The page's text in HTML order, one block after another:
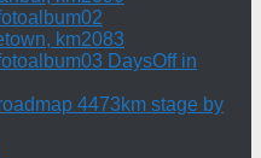
km2083
DaysOff in
4473km stage by